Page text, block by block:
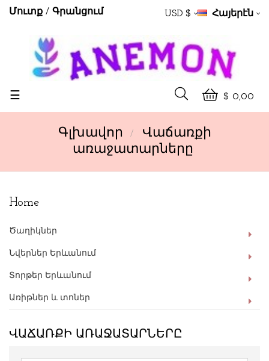
Մուտք Գրանցում USD $ Հայերէն
$ 0,00
Toggle
☰
Գլխավոր
Վաճառքի
առաջատարները
Home
Ծաղիկներ
Նվերներ Երևանում
Տորթեր Երևանում
Առիթներ և տոներ
ՎԱՃԱՌՔԻ ԱՌԱՋԱՏԱՐՆԵՐԸ